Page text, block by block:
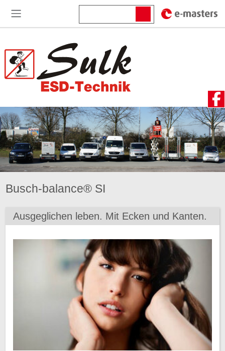
Busch-balance® SI
Ausgeglichen leben. Mit Ecken und Kanten.